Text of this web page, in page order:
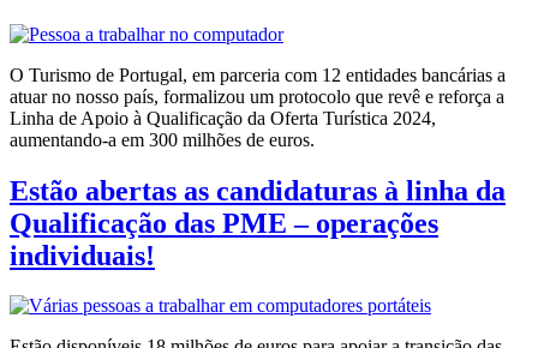
O Turismo de Portugal, em parceria com 12 entidades bancárias a
atuar no nosso país, formalizou um protocolo que revê e reforça a
Linha de Apoio à Qualificação da Oferta Turística 2024,
aumentando-a em 300 milhões de euros.
Estão abertas as candidaturas à linha da
Qualificação das PME – operações
individuais!